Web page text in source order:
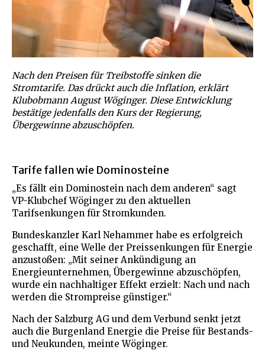
Nach den Preisen für Treibstoffe sinken die
Stromtarife. Das drückt auch die Inflation, erklärt
Klubobmann August Wöginger. Diese Entwicklung
bestätige jedenfalls den Kurs der Regierung,
Übergewinne abzuschöpfen.
Tarife fallen wie Dominosteine
„Es fällt ein Dominostein nach dem anderen“ sagt
VP-Klubchef Wöginger zu den aktuellen
Tarifsenkungen für Stromkunden.
Bundeskanzler Karl Nehammer habe es erfolgreich
geschafft, eine Welle der Preissenkungen für Energie
anzustoßen: „Mit seiner Ankündigung an
Energieunternehmen, Übergewinne abzuschöpfen,
wurde ein nachhaltiger Effekt erzielt: Nach und nach
werden die Strompreise günstiger.“
Nach der Salzburg AG und dem Verbund senkt jetzt
auch die Burgenland Energie die Preise für Bestands-
und Neukunden, meinte Wöginger.